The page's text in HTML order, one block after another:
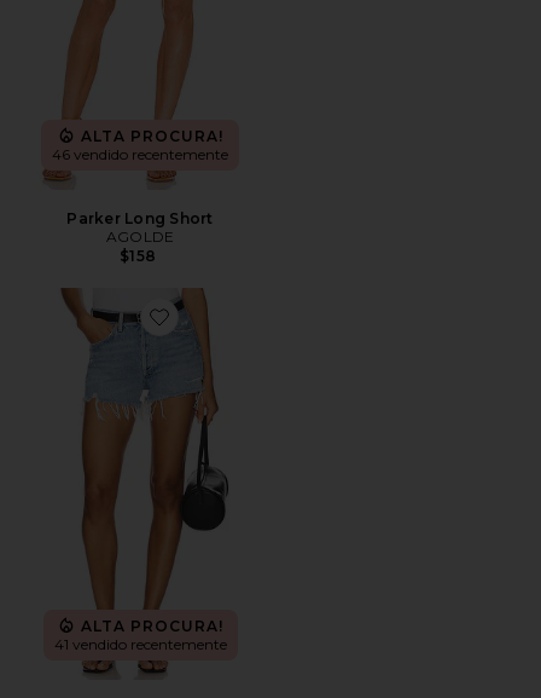
ALTA PROCURA!
46 vendido recentemente
Parker Long Short
AGOLDE
$158
Favorite Parker Vintage Cut Off Short
ALTA PROCURA!
41 vendido recentemente